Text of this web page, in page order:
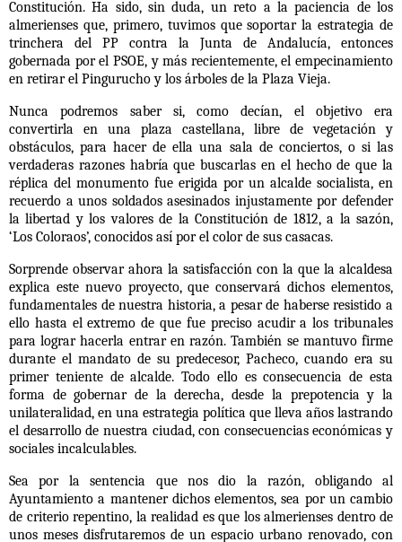
Constitución. Ha sido, sin duda, un reto a la paciencia de los
almerienses que, primero, tuvimos que soportar la estrategia de
trinchera del PP contra la Junta de Andalucía, entonces
gobernada por el PSOE, y más recientemente, el empecinamiento
en retirar el Pingurucho y los árboles de la Plaza Vieja.
Nunca podremos saber si, como decían, el objetivo era
convertirla en una plaza castellana, libre de vegetación y
obstáculos, para hacer de ella una sala de conciertos, o si las
verdaderas razones habría que buscarlas en el hecho de que la
réplica del monumento fue erigida por un alcalde socialista, en
recuerdo a unos soldados asesinados injustamente por defender
la libertad y los valores de la Constitución de 1812, a la sazón,
‘Los Coloraos’, conocidos así por el color de sus casacas.
Sorprende observar ahora la satisfacción con la que la alcaldesa
explica este nuevo proyecto, que conservará dichos elementos,
fundamentales de nuestra historia, a pesar de haberse resistido a
ello hasta el extremo de que fue preciso acudir a los tribunales
para lograr hacerla entrar en razón. También se mantuvo firme
durante el mandato de su predecesor, Pacheco, cuando era su
primer teniente de alcalde. Todo ello es consecuencia de esta
forma de gobernar de la derecha, desde la prepotencia y la
unilateralidad, en una estrategia política que lleva años lastrando
el desarrollo de nuestra ciudad, con consecuencias económicas y
sociales incalculables.
Sea por la sentencia que nos dio la razón, obligando al
Ayuntamiento a mantener dichos elementos, sea por un cambio
de criterio repentino, la realidad es que los almerienses dentro de
unos meses disfrutaremos de un espacio urbano renovado, con